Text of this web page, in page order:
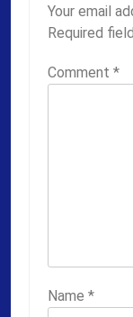
Your email
Required
Comment *
Name *